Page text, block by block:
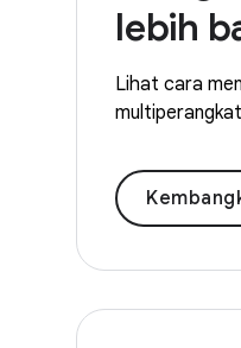
lebih
Lihat cara